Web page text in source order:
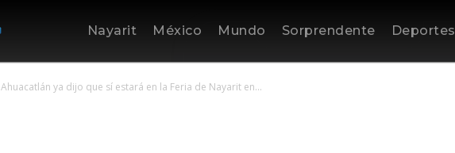
Nayarit México Mundo Sorprendente Deportes
Ahuacatlán ya dijo que sí estará en la Feria de Nayarit en...